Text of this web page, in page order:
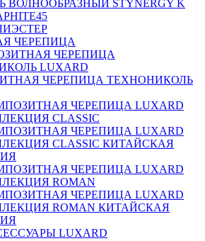
ВОЛНООБРАЗНЫЙ STYNERGY K
ЧЕРЕПИЦА
ЧЕРЕПИЦА ТЕХНОНИКОЛЬ
ЧЕРЕПИЦА LUXARD
CLASSIC
ЧЕРЕПИЦА LUXARD
CLASSIC КИТАЙСКАЯ
ЧЕРЕПИЦА LUXARD
ROMAN
ЧЕРЕПИЦА LUXARD
ROMAN КИТАЙСКАЯ
LUXARD